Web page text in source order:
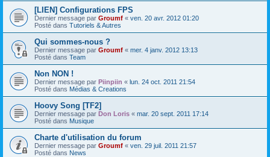
[LIEN] Configurations FPS
Dernier message par Groumf « ven. 20 avr. 2012 01:20
Posté dans Tutoriels & Autres
Qui sommes-nous ?
Dernier message par Groumf « mer. 4 janv. 2012 13:13
Posté dans Team
Non NON !
Dernier message par Piinpiin « lun. 24 oct. 2011 21:54
Posté dans Médias & Creations
Hoovy Song [TF2]
Dernier message par Don Loris « mar. 20 sept. 2011 17:14
Posté dans Musique
Charte d'utilisation du forum
Dernier message par Groumf « ven. 29 juil. 2011 21:57
Posté dans News